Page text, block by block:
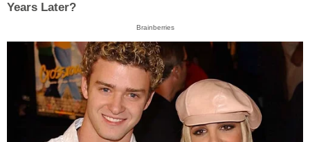
Years Later?
Brainberries